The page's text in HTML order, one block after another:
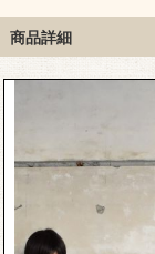
商品詳細